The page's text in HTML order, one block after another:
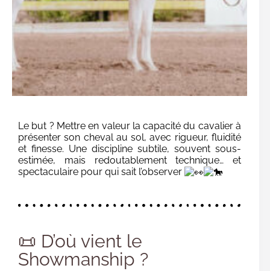
Le but ? Mettre en valeur la capacité du cavalier à
présenter son cheval au sol, avec rigueur, fluidité
et finesse. Une discipline subtile, souvent sous-
estimée, mais redoutablement technique… et
spectaculaire pour qui sait l’observer
📜 D’où vient le
Showmanship ?